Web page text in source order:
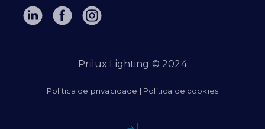
Prilux Lighting © 2024
Política de privacidade | Política de cookies